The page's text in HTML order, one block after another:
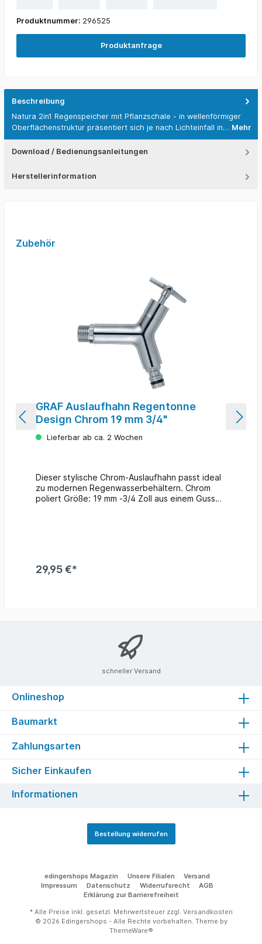
Produktnummer: 296525
Produktanfrage
Beschreibung
Natura 2in1 Regenspeicher mit Pflanzschale - in wellenförmiger
Oberflächenstruktur präsentiert sich je nach Lichteinfall in… Mehr
Download / Bedienungsanleitungen
Herstellerinformation
Zubehör
GRAF Auslaufhahn Regentonne
Design Chrom 19 mm 3/4"
Lieferbar ab ca. 2 Wochen
Dieser stylische Chrom-Auslaufhahn passt ideal
zu modernen Regenwasserbehältern. Chrom
poliert Größe: 19 mm -3/4 Zoll aus einem Guss
29,95 €*
schneller Versand
Onlineshop
Baumarkt
Zahlungsarten
Sicher Einkaufen
Informationen
Bestellung widerrufen
edingershops Magazin Unsere Filialen
Versand
Impressum
Datenschutz Widerrufsrecht
AGB
Erklärung zur Barrierefreiheit
* Alle Preise inkl. gesetzl. Mehrwertsteuer zzgl. Versandkosten
© 2026 Edingershops - Alle Rechte vorbehalten. Theme by
ThemeWare®